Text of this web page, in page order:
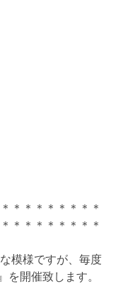
＊＊＊＊＊＊＊＊
＊＊＊＊＊＊＊＊
模様ですが、毎度
を開催致します。